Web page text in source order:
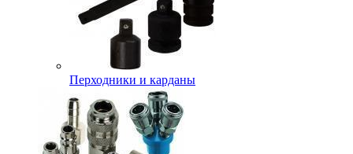
Перходники и карданы